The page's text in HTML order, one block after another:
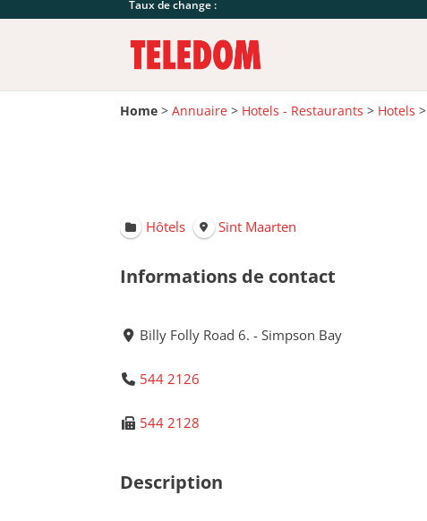
Taux de change :
Home >Annuaire > Hotels - Restaurants > Hotels
Hôtels Sint Maarten
Informations de contact
Billy Folly Road 6. - Simpson Bay
544 2126
544 2128
Description